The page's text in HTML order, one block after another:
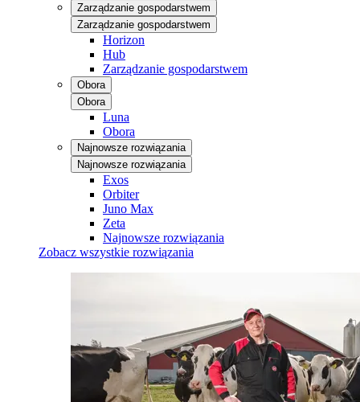
Zarządzanie gospodarstwem
Zarządzanie gospodarstwem
Horizon
Hub
Zarządzanie gospodarstwem
Obora
Obora
Luna
Obora
Najnowsze rozwiązania
Najnowsze rozwiązania
Exos
Orbiter
Juno Max
Zeta
Najnowsze rozwiązania
Zobacz wszystkie rozwiązania